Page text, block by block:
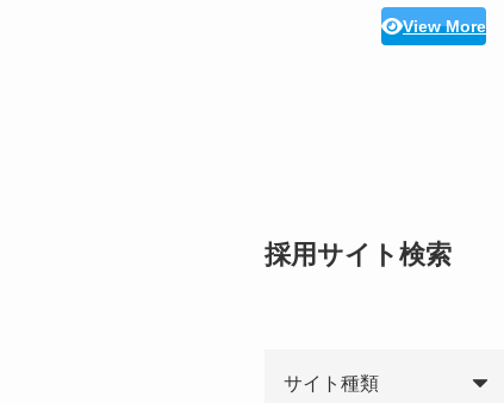
View More
採用サイト検索
サイト種類